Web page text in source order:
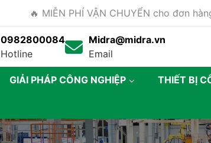
🔥 MIỄN PHÍ VẬN CHUYỂN cho đơn
0982800084
Hotline
Midra@midra.vn
Email
GIẢI PHÁP CÔNG NGHIỆP THIẾT BỊ